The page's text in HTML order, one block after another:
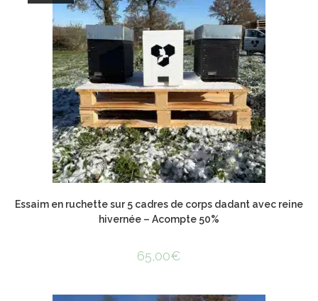
Essaim en ruchette sur 5 cadres de corps dadant avec reine
hivernée – Acompte 50%
65,00€